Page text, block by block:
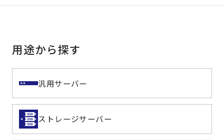
サービス
事例
サポート
用途から探す
汎用サーバー
ストレージサーバー